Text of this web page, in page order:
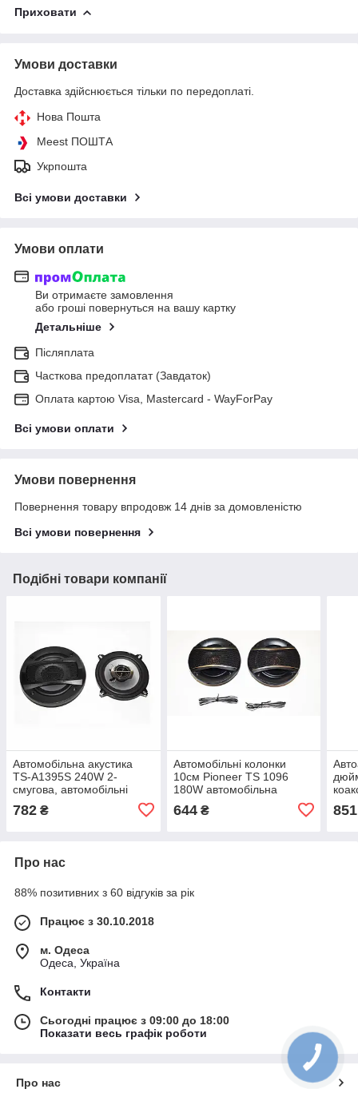
Приховати
Умови доставки
Доставка здійснюється тільки по передоплаті.
Нова Пошта
Meest ПОШТА
Укрпошта
Всі умови доставки
Умови оплати
Ви отримаєте замовлення
або гроші повернуться на вашу картку
Детальніше
Післяплата
Часткова предоплатат (Завдаток)
Оплата картою Visa, Mastercard - WayForPay
Всі умови оплати
Умови повернення
Повернення товару впродовж 14 днів за домовленістю
Всі умови повернення
Подібні товари компанії
Автомобільна акустика
TS-A1395S 240W 2-
смугова, автомобільні
машину, автоакустика
782 ₴
Автомобільні колонки
10см Pioneer TS 1096
180W автомобільна
машину
644₴ 851
Про нас
88% позитивних з 60 відгуків за рік
Працює з 30.10.2018
м. Одеса
Одеса, Україна
Контакти
Сьогодні працює з 09:00 до 18:00
Показати весь графік роботи
Про нас